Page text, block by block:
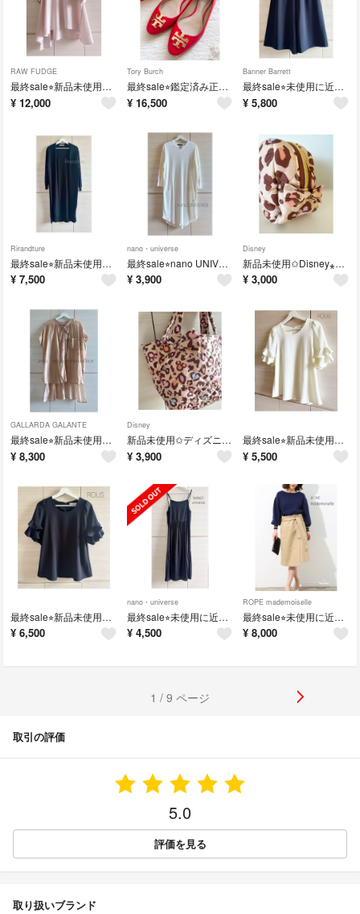
RAW FUDGE
最終sale⭐︎新品未使用✩︎RAW FUDGE Vネック半袖トップス✦︎ブラウス
¥ 12,000
Tory Burch
最終sale⭐︎鑑定済み正規品✦︎美品⁎⋆* トリーバーチ✦︎美品❤︎パンプス❤︎フラットシューズ
¥ 16,500
Banner Barrett
最終sale⭐︎未使用に近い✦︎BANNER BARRET ガウチョパンツ ネイビー
¥ 5,800
Rirandture
最終sale⭐︎新品未使用✩︎リランドチュール⁎⋆* ロングカーディガン
¥ 7,500
nano・universe
最終sale⭐︎nano UNIVERSE ⁎⋆* リブ編み ロングワンピース
¥ 3,900
Disney
新品未使用✩︎Disney⁎⋆* キルティング❤︎ポーチ
¥ 3,000
GALLARDA GALANTE
最終sale⭐︎新品未使用✩︎Jena❤︎シアーロングブラウス
¥ 8,300
Disney
新品未使用✩︎ディズニー⁎⋆* キルティング ハンドバッグ
¥ 3,900
最終sale⭐︎新品未使用✩︎ROUS❤︎袖フリル ブラウス❤︎ホワイト
¥ 5,500
最終sale⭐︎新品未使用✩︎ROUS❤︎袖フリル ブラウス❤︎ブラック
¥ 6,500
nano・universe
最終sale⭐︎未使用に近い✩︎ ナノユニバース❤︎ロング キャミワンピース
¥ 4,500
ROPE mademoiselle
最終sale⭐︎未使用に近い❤︎ロペマドモアゼル❤︎アシンメトリー ラップスカート
¥ 8,000
1 / 9 ページ
取引の評価
5.0
評価を見る
取り扱いブランド